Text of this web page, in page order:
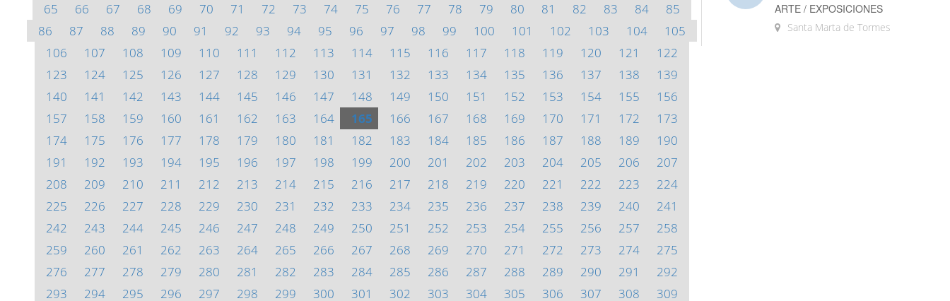
65
66 67 68 69 70 71 72 73 74 75 76 77 78 79 80 81 82 83 84
85
86
87 88 89 90 91 92 93 94 95 96 97 98 99 100 101 102 103 104
105
106
107 108 109 110 111 112 113 114 115 116 117 118 119 120 121
122
123
124 125 126 127 128 129 130 131 132 133 134 135 136 137 138
139
140
141 142 143 144 145 146 147 148 149 150 151 152 153 154 155
156
157
158 159 160 161 162 163 164 165 166 167 168 169 170 171 172
173
174
175 176 177 178 179 180 181 182 183 184 185 186 187 188 189
190
191
192 193 194 195 196 197 198 199 200 201 202 203 204 205 206
207
208
209 210 211 212 213 214 215 216 217 218 219 220 221 222 223
224
225
226 227 228 229 230 231 232 233 234 235 236 237 238 239 240
241
242
243 244 245 246 247 248 249 250 251 252 253 254 255 256 257
258
259
260 261 262 263 264 265 266 267 268 269 270 271 272 273 274
275
276
277 278 279 280 281 282 283 284 285 286 287 288 289 290 291
292
293
294 295 296 297 298 299 300 301 302 303 304 305 306 307 308 309
ARTE / EXPOSICIONES
Santa Marta de Tormes